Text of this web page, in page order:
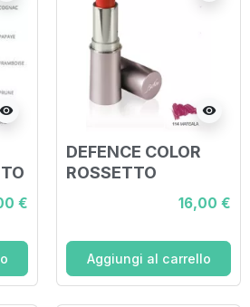
visibility
€
visibility
DEFENCE COLOR
ROSSETTO
LIPVELVET 114 3,5
16,00 €
Aggiungi al carrello